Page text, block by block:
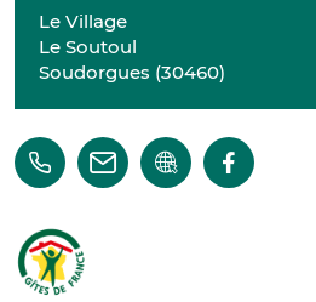
Le Village
Le Soutoul
Soudorgues (30460)